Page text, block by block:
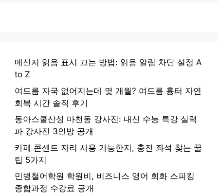
메신저 읽음 표시 끄는 방법: 읽음 알림 차단 설정 A
to Z
여드름 자국 없어지는데 몇 개월? 여드름 흉터 자연
회복 시간 솔직 후기
동아스쿨산성 마천동 강사진: 내신 수능 특강 실력
파 강사진 3인방 공개
카페 콘센트 자리 사용 가능한지, 충전 좌석 찾는 꿀
팁 5가지
민병철어학원 학원비, 비즈니스 영어 회화 스피킹
종합과정 수강료 공개